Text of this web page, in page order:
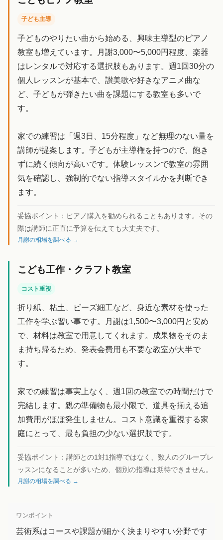
子ども主導
子どものやりたい曲から始める、興味主導型のピアノ
教室も増えています。月謝3,000〜5,000円程度、楽器
はレンタルで対応する選択肢もあります。週1回30分の
個人レッスンが基本で、讃美歌や好きなアニメ曲な
ど、子どもが弾きたい曲を課題にする教室も多いで
す。
家での練習は「週3日、15分程度」など無理のない量を
講師が提案します。子どもが主導権を持つので、飽き
ずに続く傾向が高いです。体験レッスンで教室の雰囲
気を確認し、強制的でない指導スタイルかを判断でき
ます。
妥協ポイント： ピアノ購入を勧められることもあります。その
際は講師に正直に予算を伝えても大丈夫です。
月謝の相場を調べる →
こども工作・クラフト教室
コスト重視
折り紙、粘土、ビーズ細工など、身近な素材を使った
工作を学ぶ習い事です。月謝は1,500〜3,000円と安め
で、材料は教室で用意してくれます。成果物をそのま
ま持ち帰るため、発表会費用も不要な教室が大半で
す。
家での練習は事実上なく、週1回の教室での時間だけで
完結します。親の準備物も最小限で、道具を揃える追
加費用がほぼ発生しません。コスト意識を重視する家
庭にとって、最も負担の少ない選択肢です。
妥協ポイント： 講師との1対1指導ではなく、数人のグループレ
ッスンになることが多いため、個別の指導は期待できません。
月謝の相場を調べる →
ワンポイント
芸術系はコースや課題が細かく決まりやすい分野です